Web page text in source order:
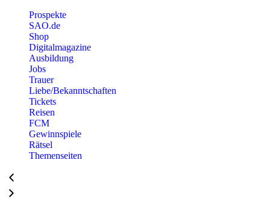
Prospekte
SAO.de
Shop
Digitalmagazine
Ausbildung
Jobs
Trauer
Liebe/Bekanntschaften
Tickets
Reisen
FCM
Gewinnspiele
Rätsel
Themenseiten